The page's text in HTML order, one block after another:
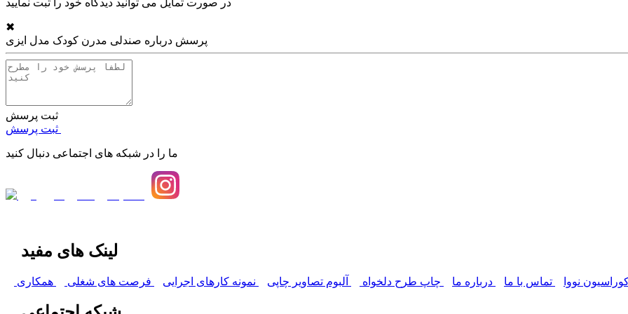
در صورت تمایل می توانید دیدگاه خود را ثبت نمایید
✖
پرسش درباره صندلی مدرن کودک مدل ایزی
ثبت پرسش
ما را در شبکه های اجتماعی دنبال کنید
لینک های مفید
نووا تماس با ما درباره ما چاپ طرح دلخواه آلبوم تصاویر چاپی نمونه کارهای اجرایی فرصت های شغلی همکاری